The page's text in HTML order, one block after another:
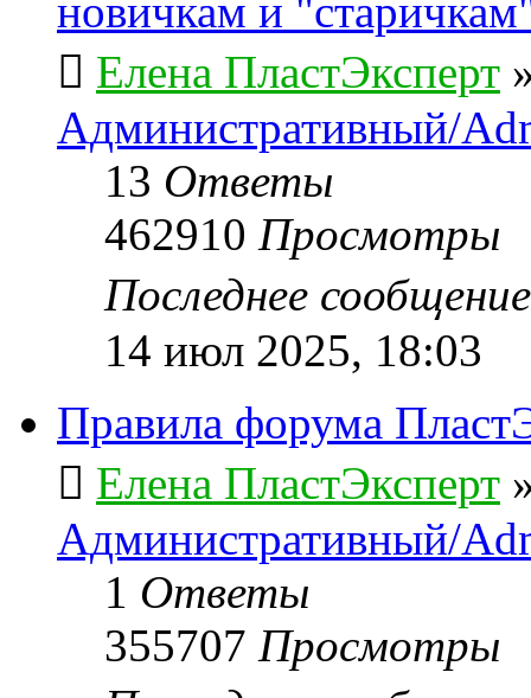
новичкам и
Елена ПластЭксперт
Административный/
13 Ответы
462910 Просмотры
Последнее
14 июл 2025, 18:03
Правила форума
Елена ПластЭксперт
Административный/
1 Ответы
355707 Просмотры